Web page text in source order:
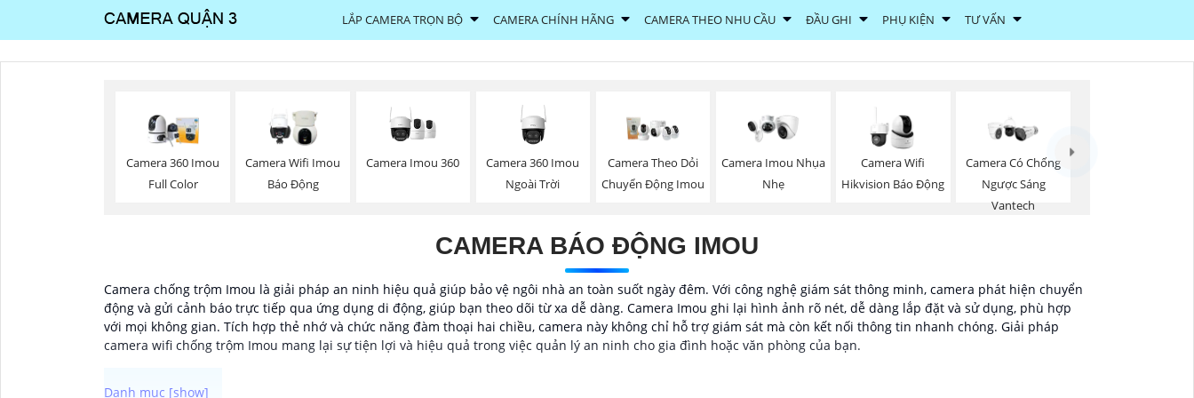
LẮP CAMERA TRỌN BỘ CAMERA CHÍNH HÃNG CAMERA THEO NHU CẦU ĐẦU GHI PHỤ KIỆN TƯ VẤN
Camera 360 Imou
Full Color
Camera Wifi Imou
Báo Động
Camera Imou 360
Camera 360 Imou
Ngoài Trời
Camera Theo Dỏi
Chuyển Động Imou
Camera Imou Nhụa
Nhẹ
Camera Wifi
Hikvision Báo Động
Camera Có Chống
Ngược Sáng
Vantech
CAMERA BÁO ĐỘNG IMOU
Camera chống trộm Imou là giải pháp an ninh hiệu quả giúp bảo vệ ngôi nhà an toàn suốt ngày đêm. Với công nghệ giám sát thông minh, camera phát hiện chuyển
động và gửi cảnh báo trực tiếp qua ứng dụng di động, giúp bạn theo dõi từ xa dễ dàng. Camera Imou ghi lại hình ảnh rõ nét, dễ dàng lắp đặt và sử dụng, phù hợp
với mọi không gian. Tích hợp thẻ nhớ và chức năng đàm thoại hai chiều, camera này không chỉ hỗ trợ giám sát mà còn kết nối thông tin nhanh chóng. Giải pháp
camera wifi chống trộm Imou mang lại sự tiện lợi và hiệu quả trong việc quản lý an ninh cho gia đình hoặc văn phòng của bạn.